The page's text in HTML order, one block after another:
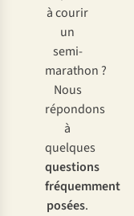
à courir
un
semi-
marathon ?
Nous
répondons
à
quelques
questions
fréquemment
posées.